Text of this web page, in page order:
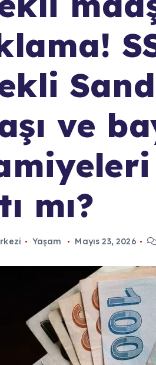
ve
mı?
Yaşam Mayıs 23, 2026